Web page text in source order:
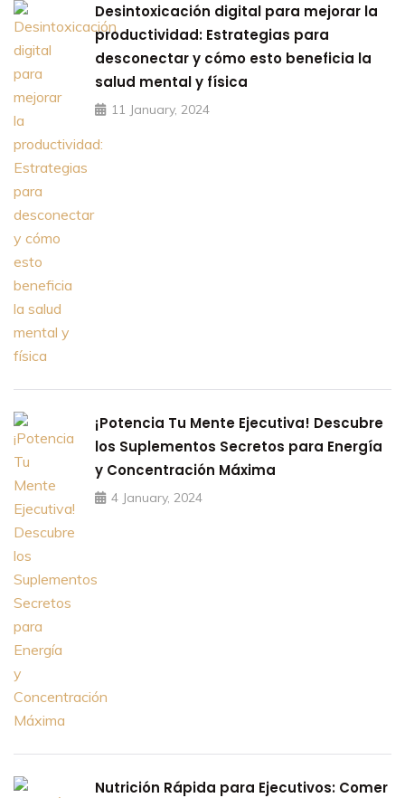
Desintoxicación digital para mejorar la
productividad: Estrategias para
desconectar y cómo esto beneficia la
salud mental y física
11 January, 2024
¡Potencia Tu Mente Ejecutiva! Descubre
los Suplementos Secretos para Energía
y Concentración Máxima
4 January, 2024
Nutrición Rápida para Ejecutivos: Comer